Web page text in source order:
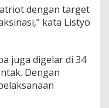
dengan target
kata Listyo
juga digelar di 34
Dengan